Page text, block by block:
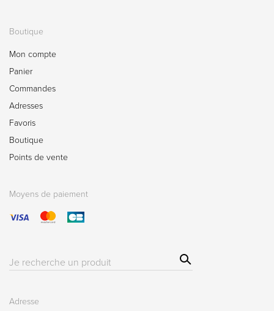
Boutique
Mon compte
Panier
Commandes
Adresses
Favoris
Boutique
Points de vente
Moyens de paiement
Résultat(s)
Sear
ch
Adresse